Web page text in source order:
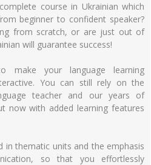
course in Ukrainian which
beginner to confident speaker?
from scratch, or are just out of
will guarantee success!
make your language learning
You can still rely on the
teacher and our years of
now with added learning features
in thematic units and the emphasis
so that you effortlessly